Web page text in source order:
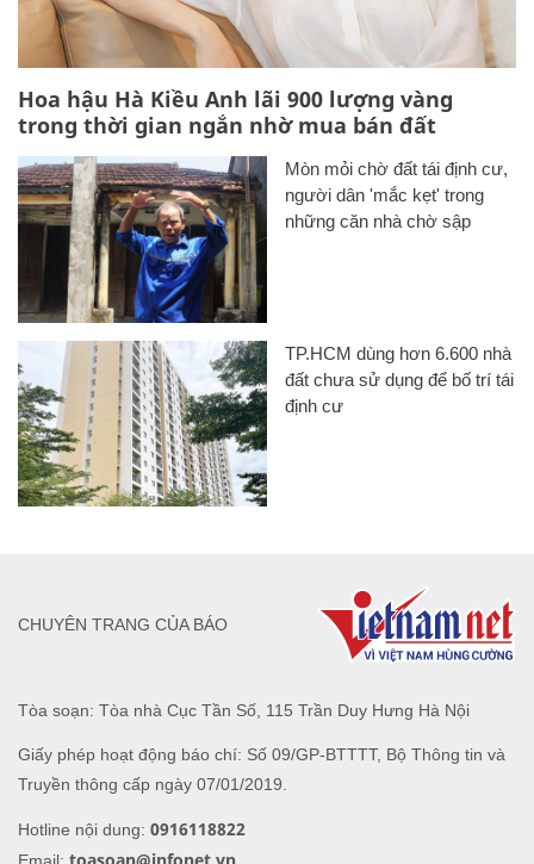
Hoa hậu Hà Kiều Anh lãi 900 lượng vàng
trong thời gian ngắn nhờ mua bán đất
Mòn mỏi chờ đất tái định cư,
người dân 'mắc kẹt' trong
những căn nhà chờ sập
TP.HCM dùng hơn 6.600 nhà
đất chưa sử dụng để bố trí tái
định cư
Tòa soạn: Tòa nhà Cục Tần Số, 115 Trần Duy Hưng Hà Nội
Giấy phép hoạt động báo chí: Số 09/GP-BTTTT, Bộ Thông tin và
Truyền thông cấp ngày 07/01/2019.
Hotline nội dung: 0916118822
CHUYÊN TRANG CỦA BÁO